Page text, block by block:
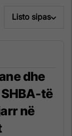
Listo sipas
dhe
të
në